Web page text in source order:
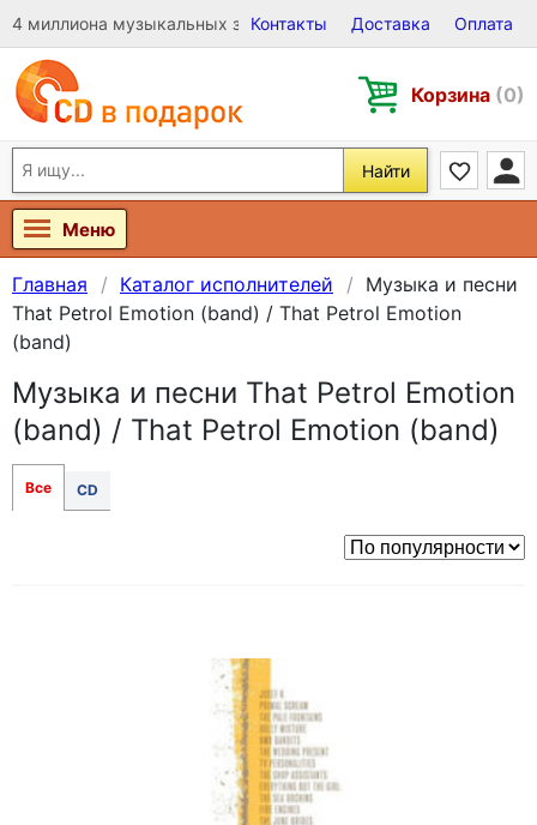
4 миллиона музыкальных записей на Виниле, CD и DVD
Контакты Доставка Оплата
Корзина (0)
Найти
Меню
Главная Каталог исполнителей
Музыка и песни
That Petrol Emotion (band) / That Petrol Emotion
(band)
Музыка и песни That Petrol Emotion
(band) / That Petrol Emotion (band)
Все CD